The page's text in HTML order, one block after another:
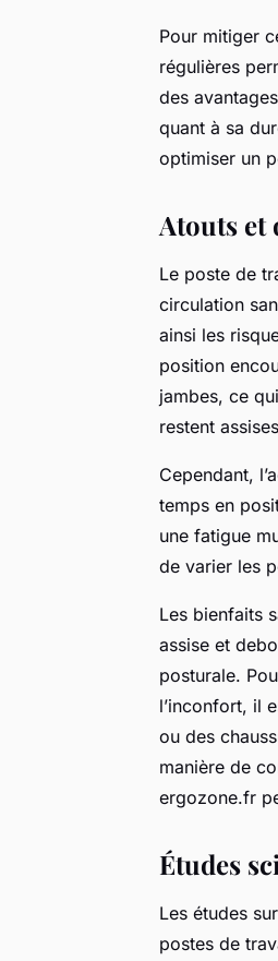
Pour mitiger
régulières
des
quant à sa
optimiser un
Atouts et
Le poste de
circulation
ainsi les
position
jambes, ce
restent
Cependant,
temps en
une fatigue
de varier les
Les bienfaits
assise et
posturale.
l’inconfort, il
ou des
manière de
ergozone.fr
Études
Les études
postes de